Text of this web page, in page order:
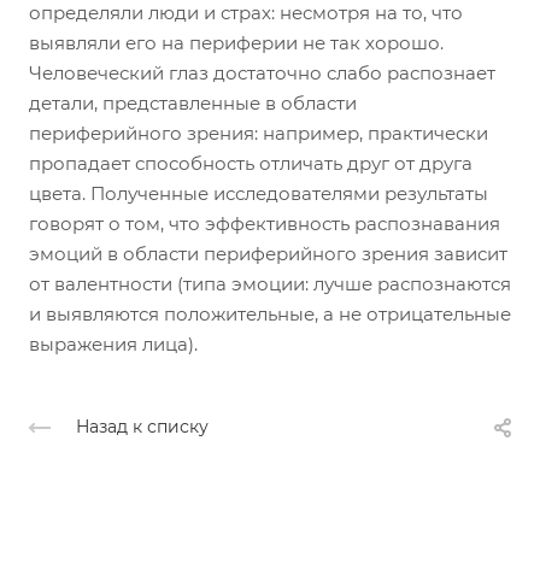
определяли люди и страх: несмотря на то, что
выявляли его на периферии не так хорошо.
Человеческий глаз достаточно слабо распознает
детали, представленные в области
периферийного зрения: например, практически
пропадает способность отличать друг от друга
цвета. Полученные исследователями результаты
говорят о том, что эффективность распознавания
эмоций в области периферийного зрения зависит
от валентности (типа эмоции: лучше распознаются
и выявляются положительные, а не отрицательные
выражения лица).
Назад к списку